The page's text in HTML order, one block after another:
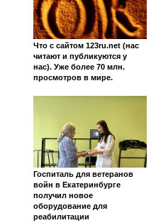
Что с сайтом 123ru.net (нас
читают и публикуются у
нас). Уже более 70 млн.
просмотров в мире.
Госпиталь для ветеранов
войн в Екатеринбурге
получил новое
оборудование для
реабилитации